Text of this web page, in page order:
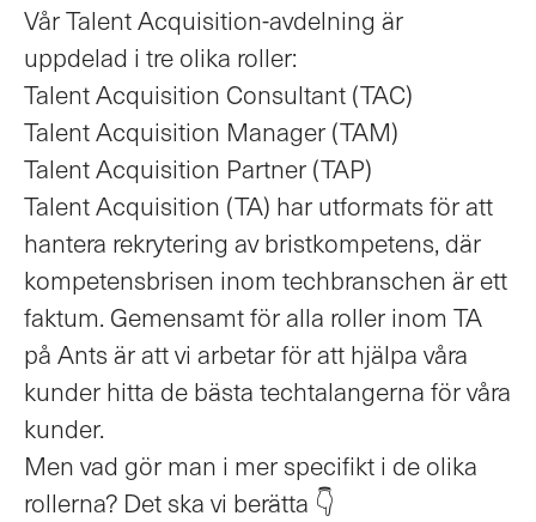
Vår Talent Acquisition-avdelning är
uppdelad i tre olika roller:
Talent Acquisition Consultant (TAC)
Talent Acquisition Manager (TAM)
Talent Acquisition Partner (TAP)
Talent Acquisition (TA) har utformats för att
hantera rekrytering av bristkompetens, där
kompetensbrisen inom techbranschen är ett
faktum. Gemensamt för alla roller inom TA
på Ants är att vi arbetar för att hjälpa våra
kunder hitta de bästa techtalangerna för våra
kunder.
Men vad gör man i mer specifikt i de olika
rollerna? Det ska vi berätta 👇